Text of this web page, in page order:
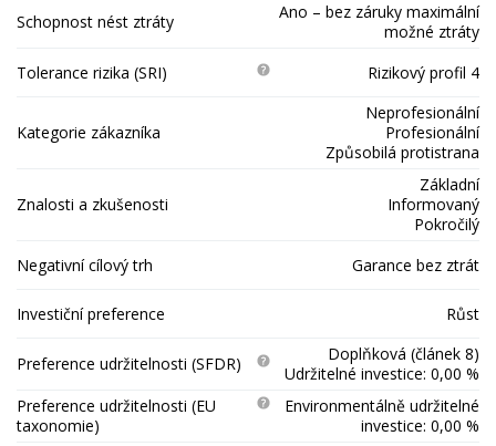
Schopnost nést ztráty
Ano – bez záruky maximální
možné ztráty
Tolerance rizika (SRI)
Rizikový profil 4
Kategorie zákazníka
Neprofesionální
Profesionální
Způsobilá protistrana
Znalosti a zkušenosti
Základní
Informovaný
Pokročilý
Negativní cílový trh
Garance bez ztrát
Investiční preference Růst
Preference udržitelnosti (SFDR)
Doplňková (článek 8)
Udržitelné investice: 0,00 %
Preference udržitelnosti (EU
taxonomie)
Environmentálně udržitelné
investice: 0,00 %